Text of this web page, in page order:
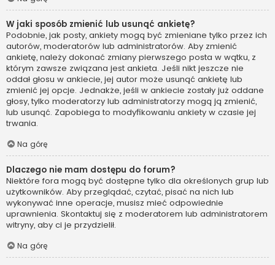
W jaki sposób zmienić lub usunąć ankietę?
Podobnie, jak posty, ankiety mogą być zmieniane tylko przez ich
autorów, moderatorów lub administratorów. Aby zmienić
ankietę, należy dokonać zmiany pierwszego posta w wątku, z
którym zawsze związana jest ankieta. Jeśli nikt jeszcze nie
oddał głosu w ankiecie, jej autor może usunąć ankietę lub
zmienić jej opcje. Jednakże, jeśli w ankiecie zostały już oddane
głosy, tylko moderatorzy lub administratorzy mogą ją zmienić,
lub usunąć. Zapobiega to modyfikowaniu ankiety w czasie jej
trwania.
Na górę
Dlaczego nie mam dostępu do forum?
Niektóre fora mogą być dostępne tylko dla określonych grup lub
użytkowników. Aby przeglądać, czytać, pisać na nich lub
wykonywać inne operacje, musisz mieć odpowiednie
uprawnienia. Skontaktuj się z moderatorem lub administratorem
witryny, aby ci je przydzielił.
Na górę